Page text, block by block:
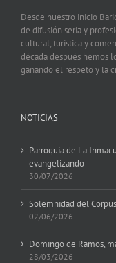
Desde nuestro inicio
de difusión seria y
cultural, turística y
década después hemos
ganando el respeto y la
NOTICIAS
Parroquia de La
evangelizando
30/07/2026
Solemnidad del
02/06/2026
Domingo de Ramos,
28/03/2026